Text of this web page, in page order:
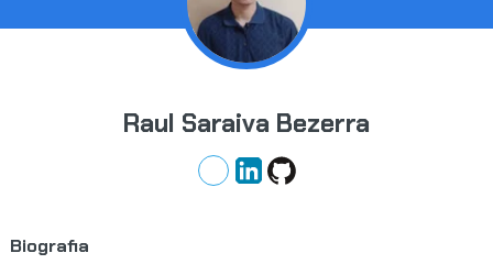
Raul Saraiva Bezerra
Biografia